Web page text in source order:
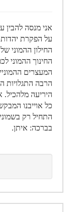
אני מנסה
על הפקרת
החילון ההמוני
החינוך ההמוני
המעצרים
הרבה התגלויות
היריעה
כל אוייבנו
התחיל רק
בברכה: איתן.